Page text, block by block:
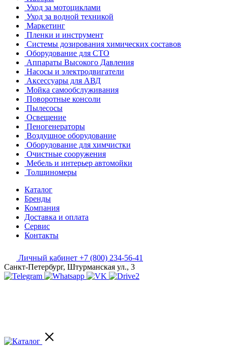
Уход за мотоциклами
Уход за водной техникой
Маркетинг
Пленки и инструмент
Системы дозирования химических составов
Оборудование для СТО
Аппараты Высокого Давления
Насосы и электродвигатели
Аксессуары для АВД
Мойка самообслуживания
Поворотные консоли
Пылесосы
Освещение
Пеногенераторы
Воздушное оборудование
Оборудование для химчистки
Очистные сооружения
Мебель и интерьер автомойки
Толщиномеры
Каталог
Бренды
Компания
Доставка и оплата
Сервис
Контакты
Личный кабинет +7 (800) 234-56-41
Санкт-Петербург, Штурманская ул., 3